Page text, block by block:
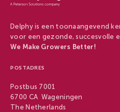
Delphy is een toonaangevend
voor een gezonde, succesvolle
We Make Growers Better!
POSTADRES
Postbus 7001
6700 CA Wageningen
The Netherlands